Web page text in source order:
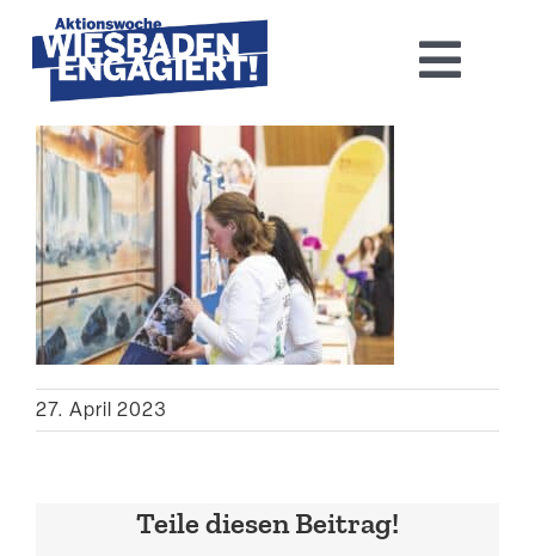
content
Home
Aktions­woche 2026
Basis-Infos
Dokumen­tation 2025
Aktuelles
27. April 2023
Teile diesen Beitrag!